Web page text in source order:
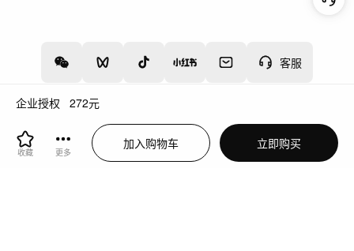
企业授权 272元
收藏 更多
加入购物车 立即购买
客服
增值电信业务经营许可证：川B2-20160192 蜀ICP备12020238号-4
川公网安备51019002000262
违法和不良信息举报中心